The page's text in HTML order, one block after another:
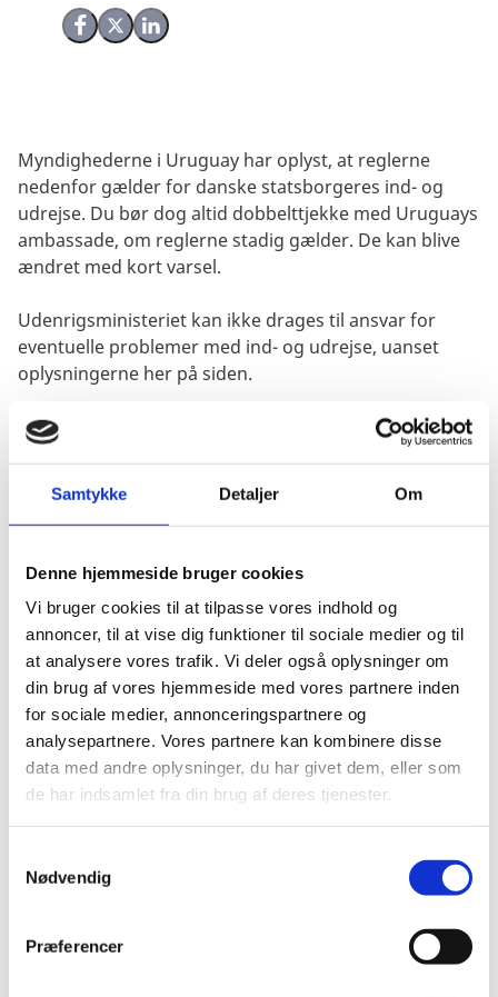
Samtykke Detaljer Om
Denne hjemmeside bruger cookies
Vi bruger cookies til at tilpasse vores indhold og
annoncer, til at vise dig funktioner til sociale medier og til
at analysere vores trafik. Vi deler også oplysninger om
din brug af vores hjemmeside med vores partnere inden
for sociale medier, annonceringspartnere og
analysepartnere. Vores partnere kan kombinere disse
data med andre oplysninger, du har givet dem, eller som
de har indsamlet fra din brug af deres tjenester.
Nødvendig
Præferencer
Del på Facebook
Del på X (Twitter)
Del på LinkedIn
Myndighederne i Uruguay har oplyst, at reglerne
nedenfor gælder for danske statsborgeres ind- og
udrejse. Du bør dog altid dobbelttjekke med Uruguays
ambassade, om reglerne stadig gælder. De kan blive
ændret med kort varsel.
Udenrigsministeriet kan ikke drages til ansvar for
eventuelle problemer med ind- og udrejse, uanset
oplysningerne her på siden.
Visum
Visumfri (ophold i maks. 90 dage).
Pas skal være gyldigt under opholdet.
Danske forlængede pas anerkendes ikke.
Danske nødpas (provisoriske pas) anerkendes ved
ind- og udrejse.
EU-nødpas anerkendes kun ved ind- og udrejse.
nødpas. Kontakt transitlandets ambassade.
Visse viseringer og stempler i dit pas kan medføre,
Hvis du har dansk flygtninge- eller fremmedpas,